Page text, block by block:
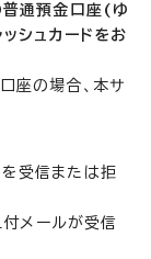
普通預金口座(ゆ
シュカードをお
座の場合、本サ
受信または拒
付メールが受信